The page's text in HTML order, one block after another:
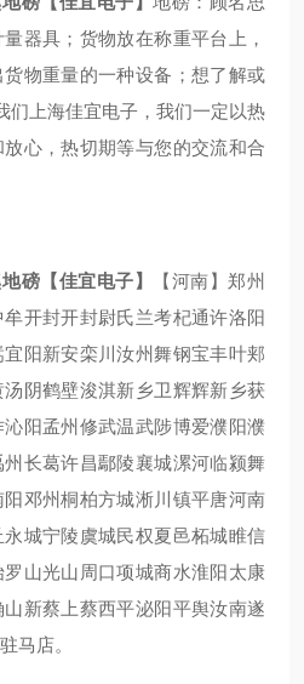
器具；货物放在称重平台上，
物重量的一种设备；想了解或
们上海佳宜电子，我们一定以热
心，热切期等与您的交流和合
磅【佳宜电子】
【河南】郑州
开封开封尉氏兰考杞通许洛阳
阳新安栾川汝州舞钢宝丰叶郏
阴鹤壁浚淇新乡卫辉辉新乡获
阳孟州修武温武陟博爱濮阳濮
长葛许昌鄢陵襄城漯河临颍舞
邓州桐柏方城淅川镇平唐河南
城宁陵虞城民权夏邑柘城睢信
山光山周口项城商水淮阳太康
新蔡上蔡西平泌阳平舆汝南遂
马店。